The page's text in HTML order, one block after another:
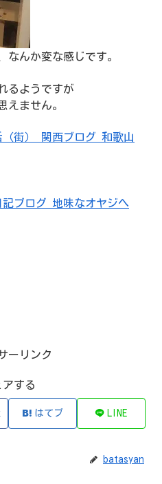
なんか変な感じです。
るようですが
えません。
ーリンク
アする
はてブ LINE
batasyan